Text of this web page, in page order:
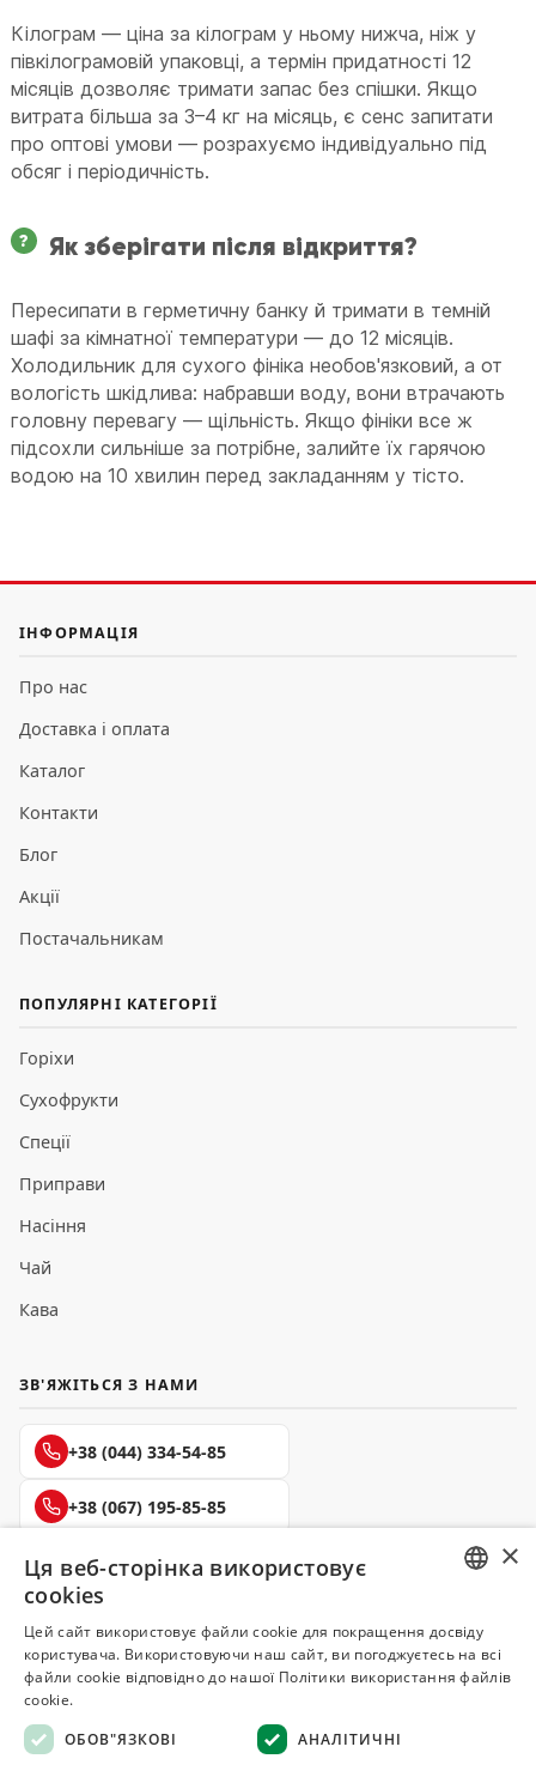
Кілограм — ціна за кілограм у ньому нижча, ніж у
півкілограмовій упаковці, а термін придатності 12
місяців дозволяє тримати запас без спішки. Якщо
витрата більша за 3–4 кг на місяць, є сенс запитати
про оптові умови — розрахуємо індивідуально під
обсяг і періодичність.
Як зберігати після відкриття?
Пересипати в герметичну банку й тримати в темній
шафі за кімнатної температури — до 12 місяців.
Холодильник для сухого фініка необов'язковий, а от
вологість шкідлива: набравши воду, вони втрачають
головну перевагу — щільність. Якщо фініки все ж
підсохли сильніше за потрібне, залийте їх гарячою
водою на 10 хвилин перед закладанням у тісто.
ІНФОРМАЦІЯ
Про нас
Доставка і оплата
Каталог
Контакти
Блог
Акції
Постачальникам
ПОПУЛЯРНІ КАТЕГОРІЇ
Горіхи
Сухофрукти
Спеції
Приправи
Насіння
Чай
Кава
ЗВ'ЯЖІТЬСЯ З НАМИ
+38 (044) 334-54-85
+38 (067) 195-85-85
+38 (050) 145-85-45
СПЕЦІЇ ТА ПРЯНОЩІ
UKRAINIAN
×
Ця веб-сторінка використовує
cookies
Цей сайт використовує файли cookie для покращення досвіду
користувача. Використовуючи наш сайт, ви погоджуєтесь на всі
файли cookie відповідно до нашої Політики використання файлів
cookie.
ОБОВ"ЯЗКОВІ
АНАЛІТИЧНІ